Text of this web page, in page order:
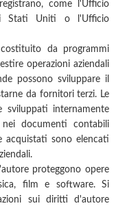
come l'Ufficio
Stati Uniti o l'Ufficio
da programmi
operazioni aziendali
possono sviluppare il
da fornitori terzi. Le
sviluppati internamente
nei documenti contabili
acquistati sono elencati
proteggono opere
film e software. Si
sui diritti d'autore